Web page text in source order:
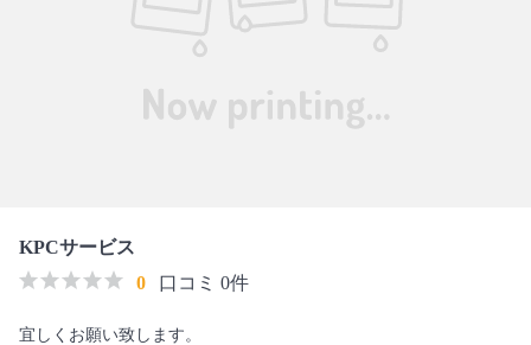
KPCサービス
0
口コミ 0件
宜しくお願い致します。